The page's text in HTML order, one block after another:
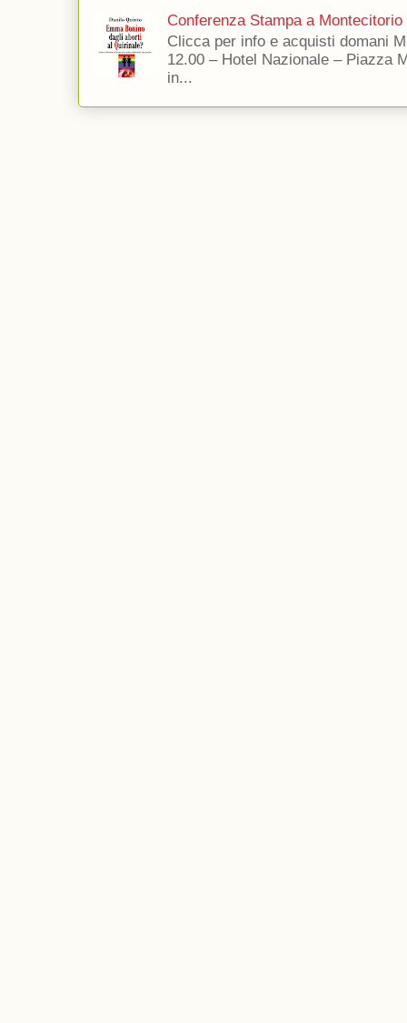
Conferenza Stampa a Montecitorio
Clicca per info e acquisti domani
12.00 – Hotel Nazionale – Piazza
in...